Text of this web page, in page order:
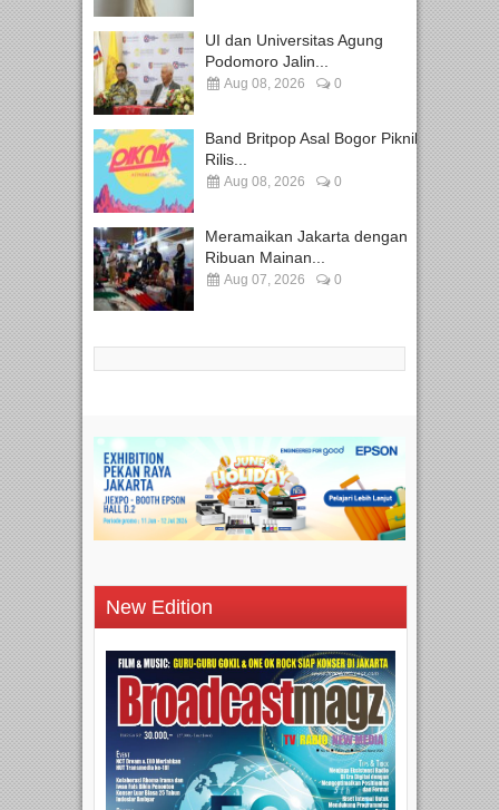
UI dan Universitas Agung
Podomoro Jalin...
Aug 08, 2026 0
Band Britpop Asal Bogor Piknik
Rilis...
Aug 08, 2026 0
Meramaikan Jakarta dengan
Ribuan Mainan...
Aug 07, 2026 0
New Edition